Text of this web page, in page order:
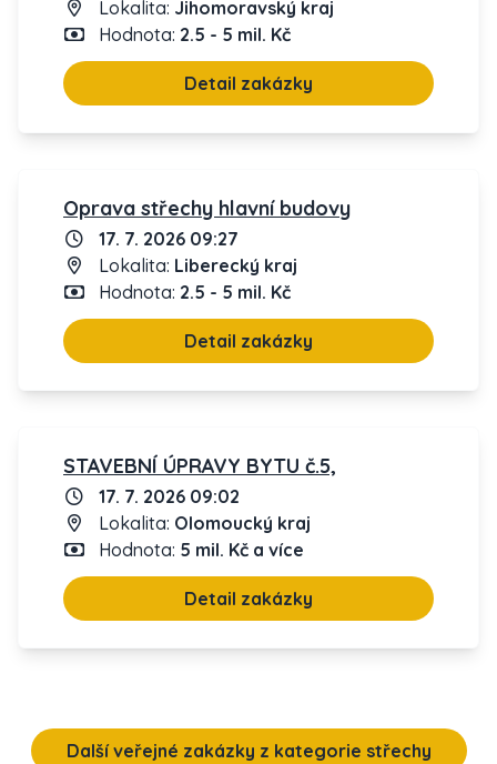
Lokalita: Jihomoravský kraj
Hodnota: 2.5 - 5 mil. Kč
Detail zakázky
Oprava střechy hlavní budovy
17. 7. 2026 09:27
Lokalita: Liberecký kraj
Hodnota: 2.5 - 5 mil. Kč
Detail zakázky
STAVEBNÍ ÚPRAVY BYTU č.5,
17. 7. 2026 09:02
Lokalita: Olomoucký kraj
Hodnota: 5 mil. Kč a více
Detail zakázky
Další veřejné zakázky z kategorie střechy